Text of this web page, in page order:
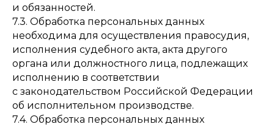
и обязанностей.
7.3. Обработка персональных данных
необходима для осуществления правосудия,
исполнения судебного акта, акта другого
органа или должностного лица, подлежащих
исполнению в соответствии
с законодательством Российской Федерации
об исполнительном производстве.
7.4. Обработка персональных данных